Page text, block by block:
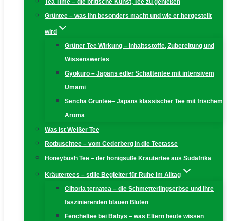
Tea Time – die britische Kunst, Tee zu genießen
Grüntee – was ihn besonders macht und wie er hergestellt
wird
Grüner Tee Wirkung – Inhaltsstoffe, Zubereitung und
Wissenswertes
Gyokuro – Japans edler Schattentee mit intensivem
Umami
Sencha Grüntee– Japans klassischer Tee mit frischem
Aroma
Was ist Weißer Tee
Rotbuschtee – vom Cederberg in die Teetasse
Honeybush Tee – der honigsüße Kräutertee aus Südafrika
Kräutertees – stille Begleiter für Ruhe im Alltag
Clitoria ternatea – die Schmetterlingserbse und ihre
faszinierenden blauen Blüten
Fencheltee bei Babys – was Eltern heute wissen